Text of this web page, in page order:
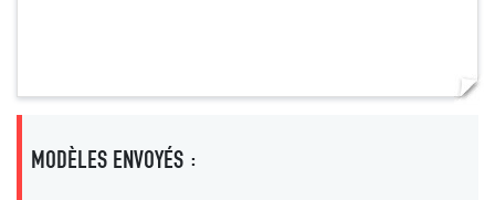
MODÈLES ENVOYÉS :